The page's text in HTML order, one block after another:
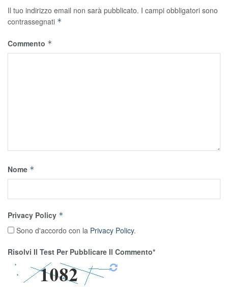
Il tuo indirizzo email non sarà pubblicato. I campi obbligatori sono
contrassegnati *
Commento *
Nome *
Privacy Policy *
Sono d'accordo con la Privacy Policy.
Risolvi Il Test Per Pubblicare Il Commento*